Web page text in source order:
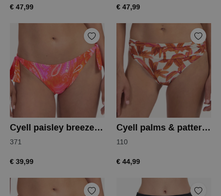
€ 47,99 € 47,99
Cyell paisley breeze bikinislip
371
€ 39,99
Cyell palms & patterns bikinislip
110
€ 44,99